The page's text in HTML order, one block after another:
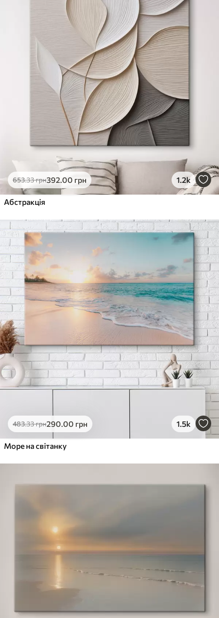
653.33грн392.00 грн 1.2k
Абстракція
483.33грн290.00 грн 1.5k
Море на світанку